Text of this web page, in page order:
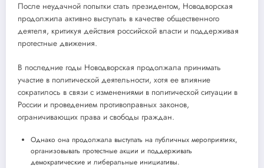
После неудачной попытки стать президентом, Новодворская
продолжила активно выступать в качестве общественного
деятеля, критикуя действия российской власти и поддерживая
протестные движения.
В последние годы Новодворская продолжала принимать
участие в политической деятельности, хотя ее влияние
сократилось в связи с изменениями в политической ситуации в
России и проведением противоправных законов,
ограничивающих права и свободы граждан.
Однако она продолжала выступать на публичных мероприятиях,
организовывать протестные акции и поддерживать
демократические и либеральные инициативы.